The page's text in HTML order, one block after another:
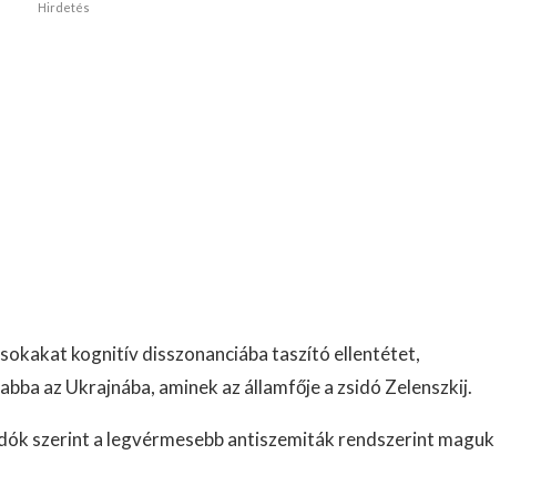
Hirdetés
kognitív disszonanciába taszító ellentétet,
az Ukrajnába, aminek az államfője a zsidó Zelenszkij.
szerint a legvérmesebb antiszemiták rendszerint maguk